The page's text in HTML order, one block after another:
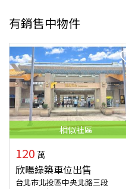
有銷售中物件
相似社區
120 萬
欣暘綠築車位出售
台北市北投區中央北路三段